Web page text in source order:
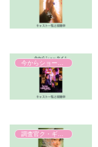
調査官ク・ギョンイ